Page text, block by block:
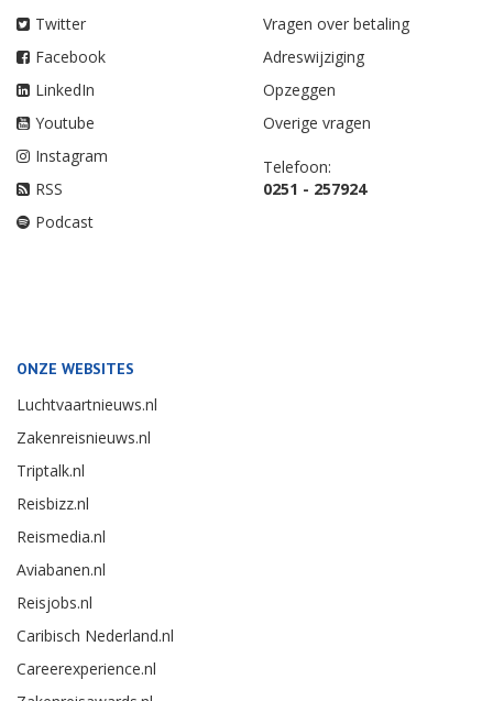
Twitter
Facebook
LinkedIn
Youtube
Instagram
RSS
Podcast
Vragen over betaling
Adreswijziging
Opzeggen
Overige vragen
Telefoon:
0251 - 257924
ONZE WEBSITES
Luchtvaartnieuws.nl
Zakenreisnieuws.nl
Triptalk.nl
Reisbizz.nl
Reismedia.nl
Aviabanen.nl
Reisjobs.nl
Caribisch Nederland.nl
Careerexperience.nl